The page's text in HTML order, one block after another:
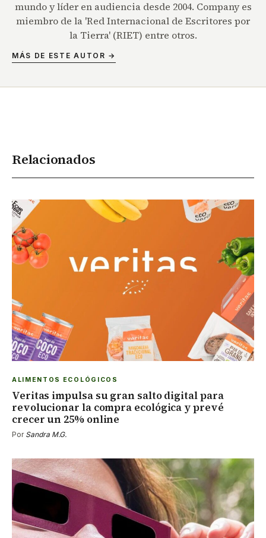
mundo y líder en audiencia desde 2004. Company es
miembro de la 'Red Internacional de Escritores por
la Tierra' (RIET) entre otros.
MÁS DE ESTE AUTOR →
Relacionados
ALIMENTOS ECOLÓGICOS
Veritas impulsa su gran salto digital para
revolucionar la compra ecológica y prevé
crecer un 25% online
Por Sandra M.G.